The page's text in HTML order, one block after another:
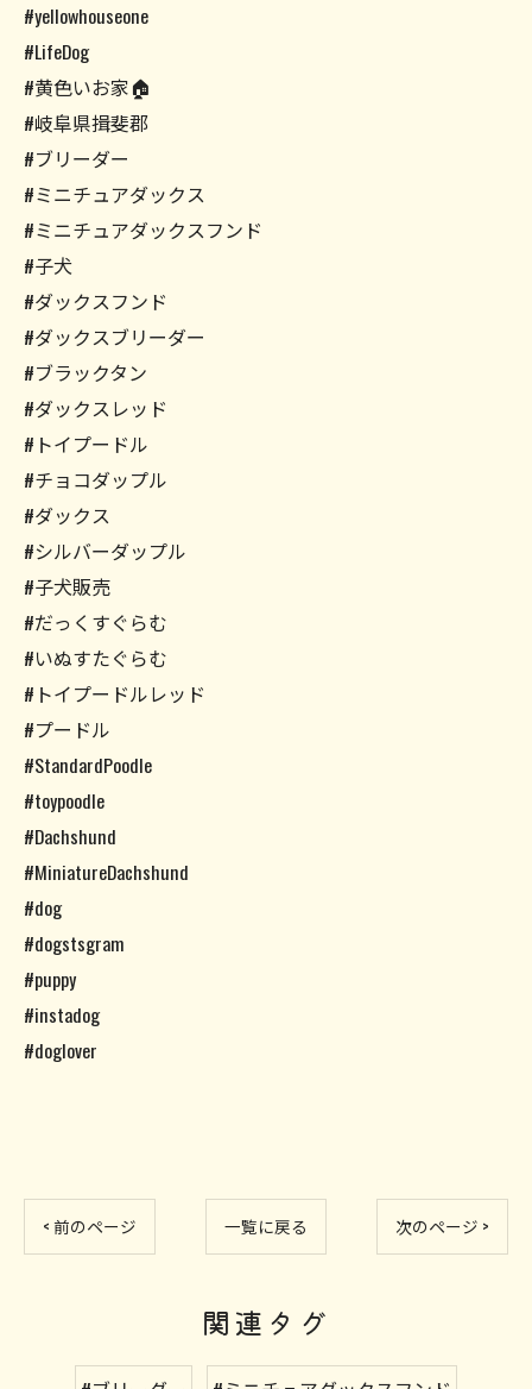
#yellowhouseone
#LifeDog
#黄色いお家🏠
#岐阜県揖斐郡
#ブリーダー
#ミニチュアダックス
#ミニチュアダックスフンド
#子犬
#ダックスフンド
#ダックスブリーダー
#ブラックタン
#ダックスレッド
#トイプードル
#チョコダップル
#ダックス
#シルバーダップル
#子犬販売
#だっくすぐらむ
#いぬすたぐらむ
#トイプードルレッド
#プードル
#StandardPoodle
#toypoodle
#Dachshund
#MiniatureDachshund
#dog
#dogstsgram
#puppy
#instadog
#doglover
< 前のページ 一覧に戻る 次のページ >
関連タグ